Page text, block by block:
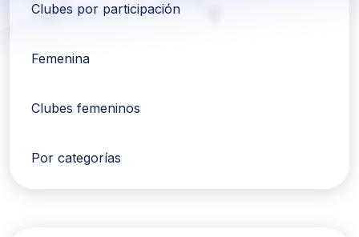
Clubes por participación
Femenina
Clubes femeninos
Por categorías